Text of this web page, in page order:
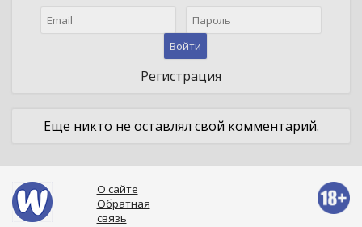
Войти
Регистрация
Еще никто не оставлял свой комментарий.
О сайте
Обратная
связь